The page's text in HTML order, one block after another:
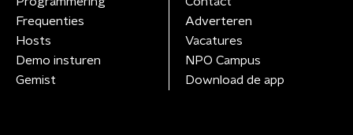
Frequenties
Hosts
Demo insturen
Gemist
Adverteren
Vacatures
NPO Campus
Download de app